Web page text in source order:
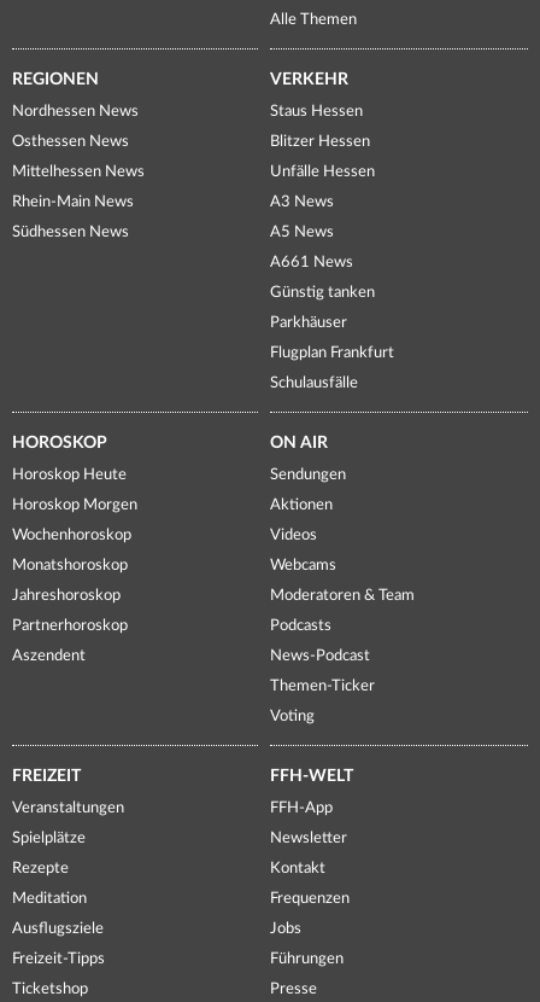
Alle Themen
REGIONEN
Nordhessen News
Osthessen News
Mittelhessen News
Rhein-Main News
Südhessen News
VERKEHR
Staus Hessen
Blitzer Hessen
Unfälle Hessen
A3 News
A5 News
A661 News
Günstig tanken
Parkhäuser
Flugplan Frankfurt
Schulausfälle
HOROSKOP
Horoskop Heute
Horoskop Morgen
Wochenhoroskop
Monatshoroskop
Jahreshoroskop
Partnerhoroskop
Aszendent
ON AIR
Sendungen
Aktionen
Videos
Webcams
Moderatoren & Team
Podcasts
News-Podcast
Themen-Ticker
Voting
FREIZEIT
Veranstaltungen
Spielplätze
Rezepte
Meditation
Ausflugsziele
Freizeit-Tipps
Ticketshop
FFH-WELT
FFH-App
Newsletter
Kontakt
Frequenzen
Jobs
Führungen
Presse